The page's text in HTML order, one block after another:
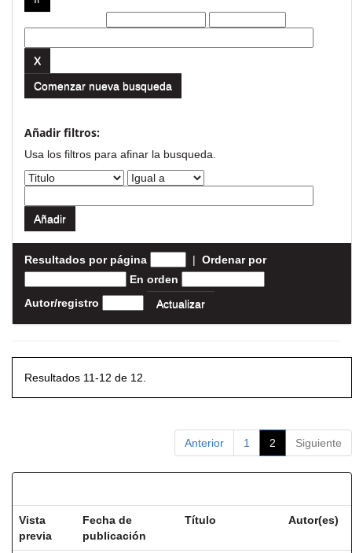
Comenzar nueva busqueda
Añadir filtros:
Usa los filtros para afinar la busqueda.
Resultados por página | Ordenar por
En orden
Autor/registro
Resultados 11-12 de 12.
Anterior 1 2 Siguiente
Vista
previa
Fecha de
publicación
Título Autor(es)